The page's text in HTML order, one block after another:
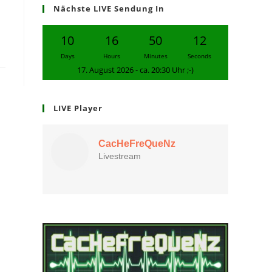
Nächste LIVE Sendung In
10
Days
16
Hours
50
Minutes
11
Seconds
17. August 2026 - ca. 20:30 Uhr ;-)
LIVE Player